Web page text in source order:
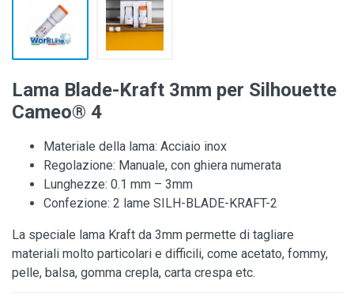
Lama Blade-Kraft 3mm per Silhouette
Cameo® 4
Materiale della lama: Acciaio inox
Regolazione: Manuale, con ghiera numerata
Lunghezze: 0.1 mm – 3mm
Confezione: 2 lame SILH-BLADE-KRAFT-2
La speciale lama Kraft da 3mm permette di tagliare
materiali molto particolari e difficili, come acetato, fommy,
pelle, balsa, gomma crepla, carta crespa etc.